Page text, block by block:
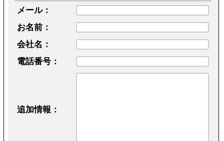
メール：
お名前：
会社名：
電話番号：
追加情報：